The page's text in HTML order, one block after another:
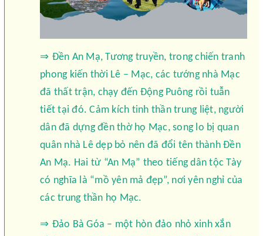
⇒ Đền An Mạ, Tương truyền, trong chiến tranh
phong kiến thời Lê – Mạc, các tướng nhà Mạc
đã thất trận, chạy đến Động Puông rồi tuẫn
tiết tại đó. Cảm kích tinh thần trung liệt, người
dân đã dựng đền thờ họ Mạc, song lo bị quan
quân nhà Lê dẹp bỏ nên đã đổi tên thành Đền
An Mạ. Hai từ “An Mạ” theo tiếng dân tộc Tày
có nghĩa là “mồ yên mả đẹp”, nơi yên nghỉ của
các trung thần họ Mạc.
⇒ Đảo Bà Góa – một hòn đảo nhỏ xinh xắn